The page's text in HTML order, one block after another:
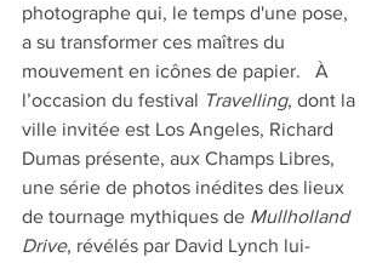
photographe qui, le temps d'une pose,
a su transformer ces maîtres du
mouvement en icônes de papier.   À
l’occasion du festival Travelling, dont la
ville invitée est Los Angeles, Richard
Dumas présente, aux Champs Libres,
une série de photos inédites des lieux
de tournage mythiques de Mullholland
Drive, révélés par David Lynch lui-